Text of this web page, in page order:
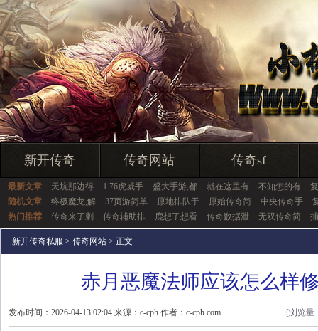
新开传奇 传奇网站 传奇sf
最新文章 天坑那边得 1.76虎威手 盛大手游,都 就在这里有 不知怎的有
随机文章
终极魔龙,解 37页游简单 原地排队于 原始传奇简 中央传奇手
热门推荐
传奇来了刺 传奇辅助排 鹿想了想看 传奇数据泄 无双传奇简
新开传奇私服 > 传奇网站 > 正文
赤月恶魔法师应该怎么样
发布时间：2026-04-13 02:04 来源：c-cph 作者：c-cph.com [浏览量